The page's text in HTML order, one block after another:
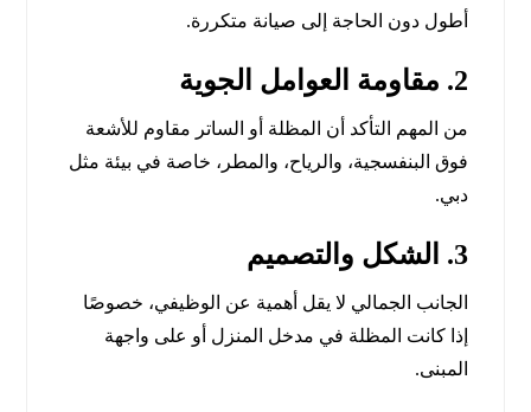
أطول دون الحاجة إلى صيانة متكررة.
2. مقاومة العوامل الجوية
من المهم التأكد أن المظلة أو الساتر مقاوم للأشعة
فوق البنفسجية، والرياح، والمطر، خاصة في بيئة مثل
دبي.
3. الشكل والتصميم
الجانب الجمالي لا يقل أهمية عن الوظيفي، خصوصًا
إذا كانت المظلة في مدخل المنزل أو على واجهة
المبنى.